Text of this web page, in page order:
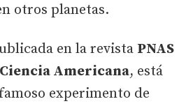
otros planetas.
en la revista PNAS
Americana, está
experimento de